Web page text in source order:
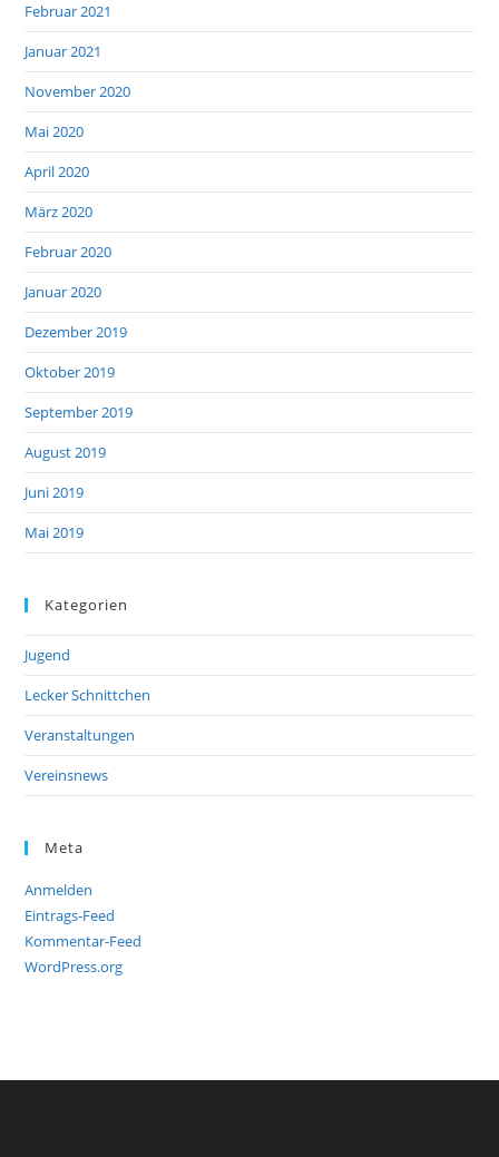
Februar 2021
Januar 2021
November 2020
Mai 2020
April 2020
März 2020
Februar 2020
Januar 2020
Dezember 2019
Oktober 2019
September 2019
August 2019
Juni 2019
Mai 2019
Kategorien
Jugend
Lecker Schnittchen
Veranstaltungen
Vereinsnews
Meta
Anmelden
Eintrags-Feed
Kommentar-Feed
WordPress.org